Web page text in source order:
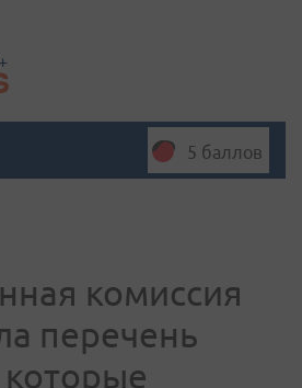
5 баллов
комиссия
перечень